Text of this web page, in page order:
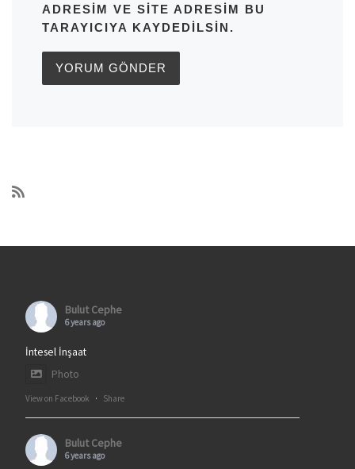
ADRESIM VE SITE ADRESIM BU
TARAYICIYA KAYDEDILSIN.
Bulut Cephe
6 years ago
İntesel İnşaat
Photo
View on Facebook · Share
Bulut Cephe
6 years ago